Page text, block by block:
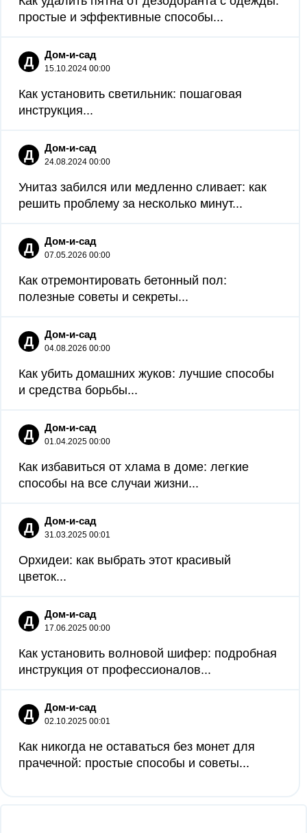
простые и эффективные способы...
Д Дом-и-сад
15.10.2024 00:00
Как установить светильник: пошаговая
инструкция...
Д Дом-и-сад
24.08.2024 00:00
Унитаз забился или медленно сливает: как
решить проблему за несколько минут...
Д Дом-и-сад
07.05.2026 00:00
Как отремонтировать бетонный пол:
полезные советы и секреты...
Д Дом-и-сад
04.08.2026 00:00
Как убить домашних жуков: лучшие способы
и средства борьбы...
Д Дом-и-сад
01.04.2025 00:00
Как избавиться от хлама в доме: легкие
способы на все случаи жизни...
Д Дом-и-сад
31.03.2025 00:01
Орхидеи: как выбрать этот красивый
цветок...
Д Дом-и-сад
17.06.2025 00:00
Как установить волновой шифер: подробная
инструкция от профессионалов...
Д Дом-и-сад
02.10.2025 00:01
Как никогда не оставаться без монет для
прачечной: простые способы и советы...